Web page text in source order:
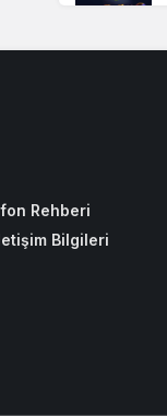
Rehberi
Bilgileri